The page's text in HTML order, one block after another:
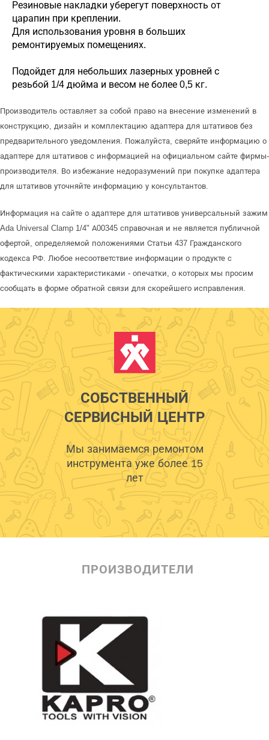
Резиновые накладки уберегут поверхность от
царапин при креплении.
Для использования уровня в больших
ремонтируемых помещениях.
Подойдет для небольших лазерных уровней с
резьбой 1/4 дюйма и весом не более 0,5 кг.
Производитель оставляет за собой право на внесение изменений в
конструкцию, дизайн и комплектацию адаптера для штативов без
предварительного уведомления. Пожалуйста, сверяйте информацию о
адаптере для штативов с информацией на официальном сайте фирмы-
производителя. Во избежание недоразумений при покупке адаптера
для штативов уточняйте информацию у консультантов.
Информация на сайте о адаптере для штативов универсальный зажим
Ada Universal Clamp 1/4" А00345 справочная и не является публичной
офертой, определяемой положениями Статьи 437 Гражданского
кодекса РФ. Любое несоответствие информации о продукте с
фактическими характеристиками - опечатки, о которых мы просим
сообщать в форме обратной связи для скорейшего исправления.
СОБСТВЕННЫЙ
СЕРВИСНЫЙ ЦЕНТР
Мы занимаемся ремонтом
инструмента уже более 15
лет
ПРОИЗВОДИТЕЛИ